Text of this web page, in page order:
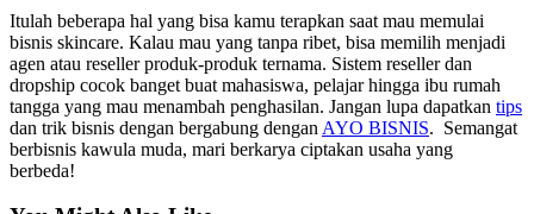
Itulah beberapa hal yang bisa kamu terapkan saat mau memulai
bisnis skincare. Kalau mau yang tanpa ribet, bisa memilih menjadi
agen atau reseller produk-produk ternama. Sistem reseller dan
dropship cocok banget buat mahasiswa, pelajar hingga ibu rumah
tangga yang mau menambah penghasilan. Jangan lupa dapatkan tips
dan trik bisnis dengan bergabung dengan AYO BISNIS. Semangat
berbisnis kawula muda, mari berkarya ciptakan usaha yang
berbeda!